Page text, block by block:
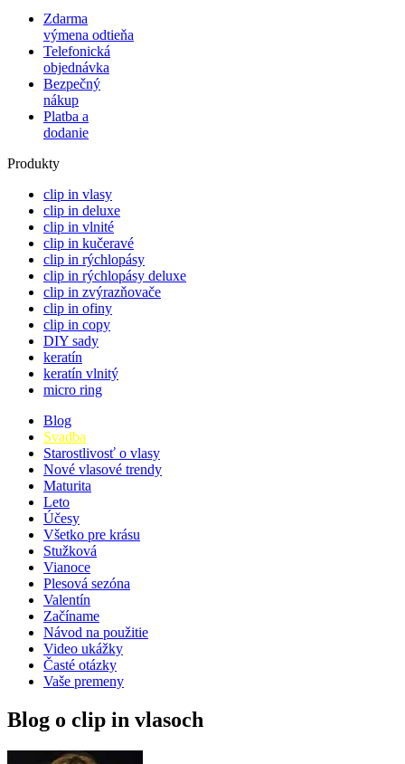
Zdarma
výmena odtieňa
Telefonická
objednávka
Bezpečný
nákup
Platba a
dodanie
Produkty
clip in vlasy
clip in deluxe
clip in vlnité
clip in kučeravé
clip in rýchlopásy
clip in rýchlopásy deluxe
clip in zvýrazňovače
clip in ofiny
clip in copy
DIY sady
keratín
keratín vlnitý
micro ring
Blog
Svadba
Starostlivosť o vlasy
Nové vlasové trendy
Maturita
Leto
Účesy
Všetko pre krásu
Stužková
Vianoce
Plesová sezóna
Valentín
Začíname
Návod na použitie
Video ukážky
Časté otázky
Vaše premeny
Blog o clip in vlasoch